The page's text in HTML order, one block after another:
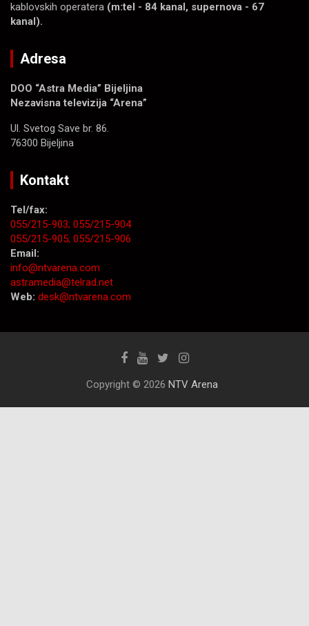
kablovskih operatera (m:tel - 84 kanal, supernova - 67
kanal).
Adresa
DOO “Astra Media” Bijeljina
Nezavisna televizija “Arena”
Ul. Svetog Save br. 86.
76300 Bijeljina
Kontakt
Tel/fax:
055/215-903; 055/215-904
055/215-905; 055/215-906
Email:
info@ntvarena.com
astramedia@telrad.net
Web: desk@ntvarena.com
Copyright © 2026 NTV Arena